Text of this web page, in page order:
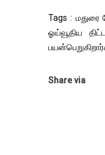
Tags : மதுரை
ஓய்வூதிய
Share via